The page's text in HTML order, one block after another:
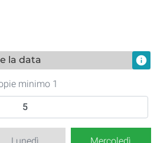
la data info
minimo 1